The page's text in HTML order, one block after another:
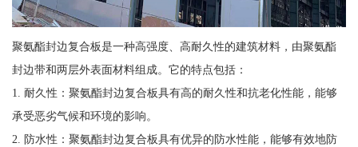
聚氨酯封边复合板是一种高强度、高耐久性的建筑材料，由聚氨酯
封边带和两层外表面材料组成。它的特点包括：
1. 耐久性：聚氨酯封边复合板具有高的耐久性和抗老化性能，能够
承受恶劣气候和环境的影响。
2. 防水性：聚氨酯封边复合板具有优异的防水性能，能够有效地防